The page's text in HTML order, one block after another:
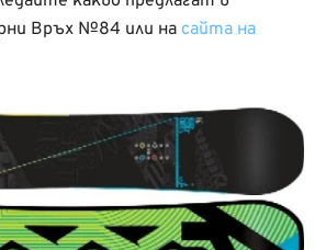
Връх №84 или на сайта на